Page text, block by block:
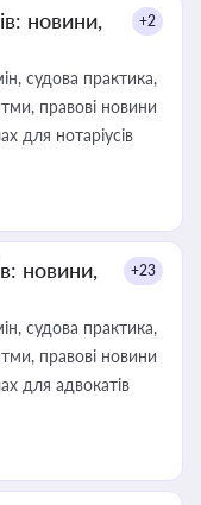
новини,
+2
судова практика,
правові новини
для нотаріусів
новини,
+23
судова практика,
правові новини
для адвокатів